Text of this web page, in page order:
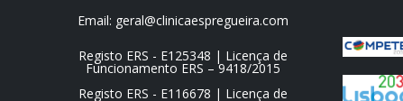
Email: geral@clinicaespregueira.com
Registo ERS - E125348 | Licença de
Funcionamento ERS – 9418/2015
Registo ERS - E116678 | Licença de